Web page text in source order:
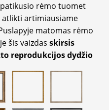
rėmo tuomet
artimiausiame
matomas rėmo
šis vaizdas skirsis
reprodukcijos dydžio